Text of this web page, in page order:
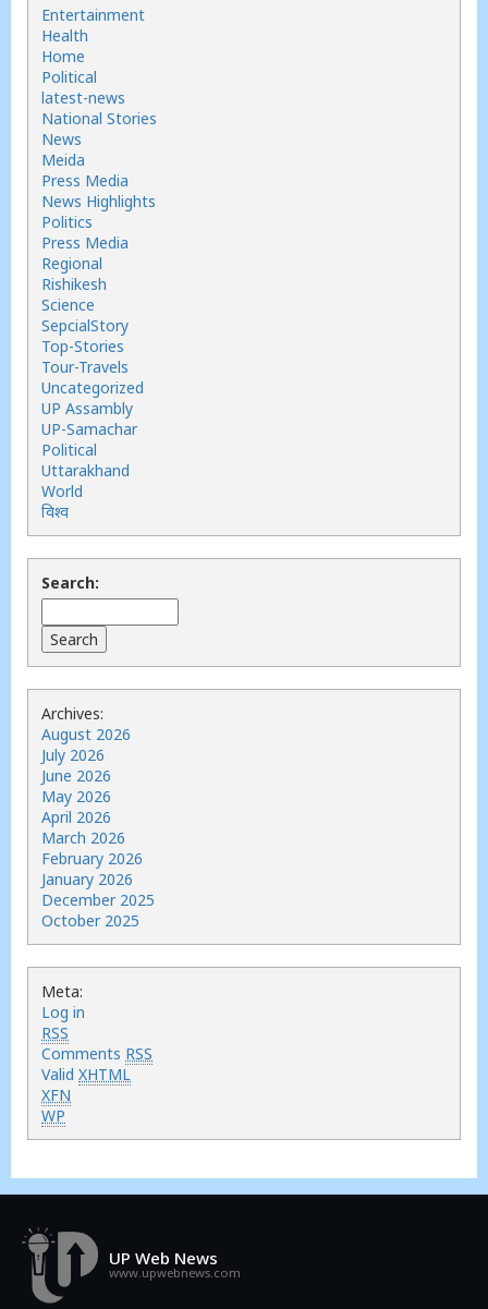
Entertainment
Health
Home
Political
latest-news
National Stories
News
Meida
Press Media
News Highlights
Politics
Press Media
Regional
Rishikesh
Science
SepcialStory
Top-Stories
Tour-Travels
Uncategorized
UP Assambly
UP-Samachar
Political
Uttarakhand
World
विश्व
Search:
Archives:
August 2026
July 2026
June 2026
May 2026
April 2026
March 2026
February 2026
January 2026
December 2025
October 2025
Meta:
Log in
RSS
Comments RSS
Valid XHTML
XFN
WP
UP Web News
www.upwebnews.com